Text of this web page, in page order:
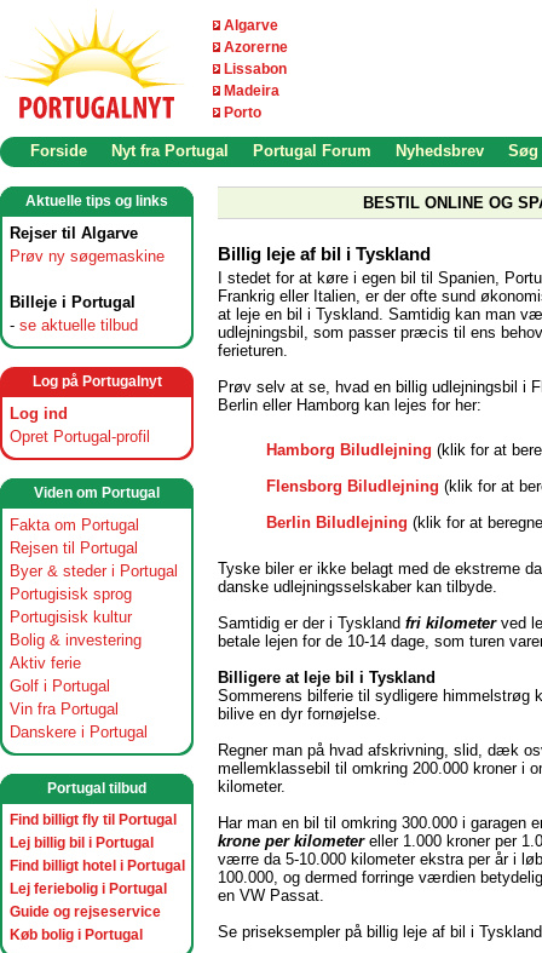
Algarve
Azorerne
Lissabon
Madeira
Porto
Forside Nyt fra Portugal Portugal Forum Nyhedsbrev Søg
Aktuelle tips og links
Rejser til Algarve
Prøv ny søgemaskine
Billeje i Portugal
- se aktuelle tilbud
Log på Portugalnyt
Log ind
Opret Portugal-profil
Viden om Portugal
Fakta om Portugal
Rejsen til Portugal
Byer & steder i Portugal
Portugisisk sprog
Portugisisk kultur
Bolig & investering
Aktiv ferie
Golf i Portugal
Vin fra Portugal
Danskere i Portugal
Portugal tilbud
Find billigt fly til Portugal
Lej billig bil i Portugal
Find billigt hotel i Portugal
Lej feriebolig i Portugal
Guide og rejseservice
Køb bolig i Portugal
BESTIL ONLINE OG
Billig leje af bil i Tyskland
I stedet for at køre i egen bil til Spanien,
Frankrig eller Italien, er der ofte sund
at leje en bil i Tyskland. Samtidig kan man
udlejningsbil, som passer præcis til ens
ferieturen.
Prøv selv at se, hvad en billig udlejningsbil i
Berlin eller Hamborg kan lejes for her:
Hamborg Biludlejning (klik for at
Flensborg Biludlejning (klik for at
Berlin Biludlejning (klik for at
Tyske biler er ikke belagt med de ekstreme
danske udlejningsselskaber kan tilbyde.
Samtidig er der i Tyskland fri kilometer ved
betale lejen for de 10-14 dage, som turen
Billigere at leje bil i Tyskland
Sommerens bilferie til sydligere himmelstrøg
bilive en dyr fornøjelse.
Regner man på hvad afskrivning, slid, dæk
mellemklassebil til omkring 200.000 kroner i
kilometer.
Har man en bil til omkring 300.000 i garagen
krone per kilometereller 1.000 kroner per
værre da 5-10.000 kilometer ekstra per år i
100.000, og dermed forringe værdien
en VW Passat.
Se priseksempler på billig leje af bil i